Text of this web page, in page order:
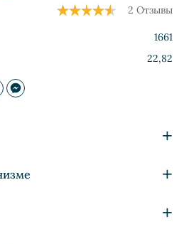
2 Отзывы
1661
22,82
+
является компонентом
жиров в печени;
+
химическое
между клетками,
+